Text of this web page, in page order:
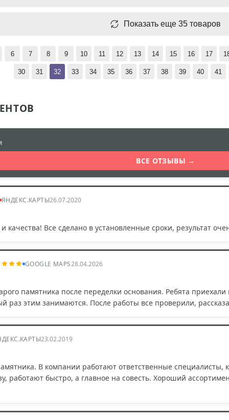
Показать еще 35 товаров
6 7 8 9 10 11 12 13 14 15 16 17
30 31 32 33 34 35 36 37 38 39 40 41
ВСЕ ОТЗЫВЫ →
ЯНДЕКС.КАРТЫ26.07.2020
Все сделано в установленные сроки, результат
GOOGLE MAPS28.04.2026
памятника после переделки основания. Ребята
раз этим занимаются. После работы все проверили,
23.02.2019
В компании работают ответственные
работают быстро, а главное на совесть. Хороший